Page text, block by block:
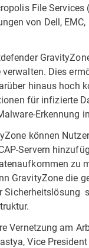
File
von Dell,
Dies
hinaus hoch
für infizierte
Erkennung
können
Servern
zu
GravityZone die
Sicherheitslösung
Vernetzung am
Vice